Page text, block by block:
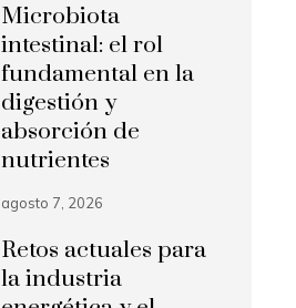
Microbiota
intestinal: el rol
fundamental en la
digestión y
absorción de
nutrientes
agosto 7, 2026
Retos actuales para
la industria